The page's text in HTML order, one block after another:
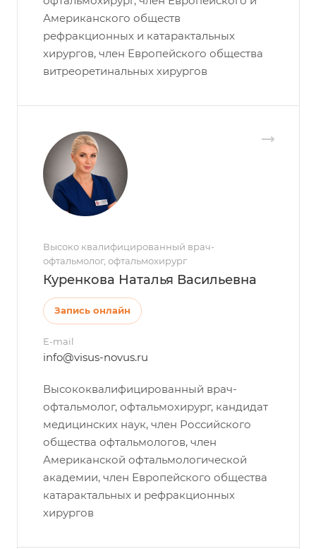
Американского обществ
рефракционных и катарактальных
хирургов, член Европейского общества
витреоретинальных хирургов
Высоко квалифицированный врач-
офтальмолог, офтальмохирург
Куренкова Наталья Васильевна
Запись онлайн
E-mail
info@visus-novus.ru
Высококвалифицированный врач-
офтальмолог, офтальмохирург, кандидат
медицинских наук, член Российского
общества офтальмологов, член
Американской офтальмологической
академии, член Европейского общества
катарактальных и рефракционных
хирургов